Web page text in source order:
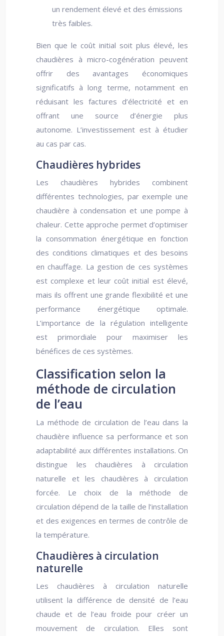
un rendement élevé et des émissions
très faibles.
Bien que le coût initial soit plus élevé, les
chaudières à micro-cogénération peuvent
offrir des avantages économiques
significatifs à long terme, notamment en
réduisant les factures d’électricité et en
offrant une source d’énergie plus
autonome. L’investissement est à étudier
au cas par cas.
Chaudières hybrides
Les chaudières hybrides combinent
différentes technologies, par exemple une
chaudière à condensation et une pompe à
chaleur. Cette approche permet d’optimiser
la consommation énergétique en fonction
des conditions climatiques et des besoins
en chauffage. La gestion de ces systèmes
est complexe et leur coût initial est élevé,
mais ils offrent une grande flexibilité et une
performance énergétique optimale.
L’importance de la régulation intelligente
est primordiale pour maximiser les
bénéfices de ces systèmes.
Classification selon la
méthode de circulation
de l’eau
La méthode de circulation de l’eau dans la
chaudière influence sa performance et son
adaptabilité aux différentes installations. On
distingue les chaudières à circulation
naturelle et les chaudières à circulation
forcée. Le choix de la méthode de
circulation dépend de la taille de l’installation
et des exigences en termes de contrôle de
la température.
Chaudières à circulation
naturelle
Les chaudières à circulation naturelle
utilisent la différence de densité de l’eau
chaude et de l’eau froide pour créer un
mouvement de circulation. Elles sont